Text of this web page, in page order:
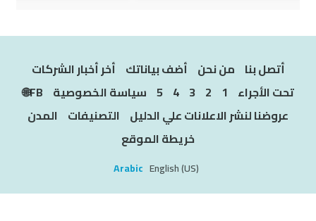
أتصل بنا من نحن أضف بياناتك أخر أخبار الشركات
تحت الأجراء 1
2
3
4
5 سياسة الخصوصية FB🌐
عروضنا لنشر الاعلانات علي الدليل التصنيفات المدن
خريطة الموقع
Arabic English (US)